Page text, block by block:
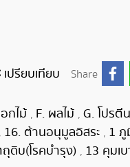
เปรียบเทียบ Share
กไม้ , F. ผลไม้ , G. โปรตี
, 16. ต้านอนุมูลอิสระ , 1
ดิบ(โรคบำรุง) , 13 คุมเ